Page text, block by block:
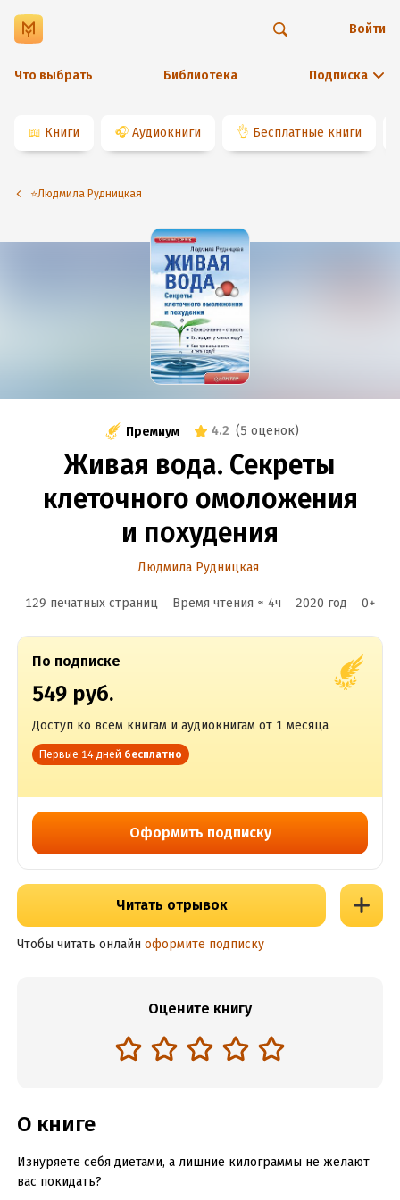
Что выбрать Библиотека Подписка
Войти
📖 Книги 🎧 Аудиокниги 👌 Бесплатные книги
⭐️Людмила Рудницкая
Премиум 4.2 (5 оценок)
Живая вода. Секреты
клеточного омоложения
и похудения
Людмила Рудницкая
129 печатных страниц Время чтения ≈ 4ч 2020 год 0+
По подписке
549 руб.
Доступ ко всем книгам и аудиокнигам от 1 месяца
Первые 14 дней бесплатно
Оформить подписку
Читать отрывок
Чтобы читать онлайн оформите подписку
Оцените книгу
О книге
Изнуряете себя диетами, а лишние килограммы не желают
вас покидать?